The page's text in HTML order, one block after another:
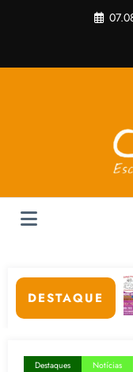
DESTAQUE
com inscrições
Café com Paulo
Destaques Notícias